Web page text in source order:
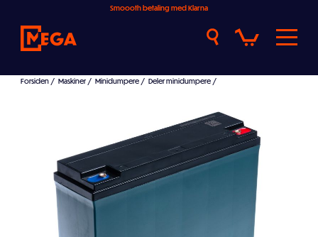
Smoooth betaling med Klarna
Forsiden / Maskiner / Minidumpere / Deler minidumpere /